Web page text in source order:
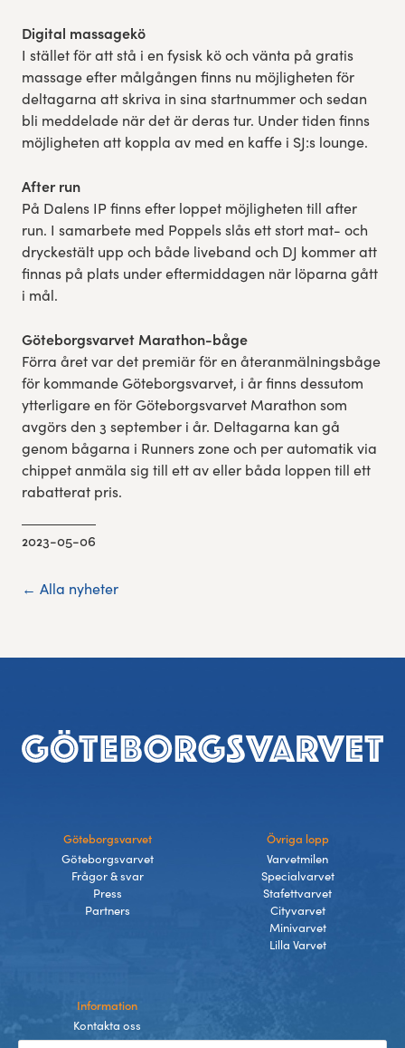
Digital massagekö
I stället för att stå i en fysisk kö och vänta på gratis
massage efter målgången finns nu möjligheten för
deltagarna att skriva in sina startnummer och sedan
bli meddelade när det är deras tur. Under tiden finns
möjligheten att koppla av med en kaffe i SJ:s lounge.
After run
På Dalens IP finns efter loppet möjligheten till after
run. I samarbete med Poppels slås ett stort mat- och
dryckestält upp och både liveband och DJ kommer att
finnas på plats under eftermiddagen när löparna gått
i mål.
Göteborgsvarvet Marathon-båge
Förra året var det premiär för en återanmälningsbåge
för kommande Göteborgsvarvet, i år finns dessutom
ytterligare en för Göteborgsvarvet Marathon som
avgörs den 3 september i år. Deltagarna kan gå
genom bågarna i Runners zone och per automatik via
chippet anmäla sig till ett av eller båda loppen till ett
rabatterat pris.
2023-05-06
← Alla nyheter
Sidfot
Göteborgsvarvet
Göteborgsvarvet
Frågor & svar
Press
Partners
Övriga lopp
Varvetmilen
Specialvarvet
Stafettvarvet
Cityvarvet
Minivarvet
Lilla Varvet
Information
Kontakta oss